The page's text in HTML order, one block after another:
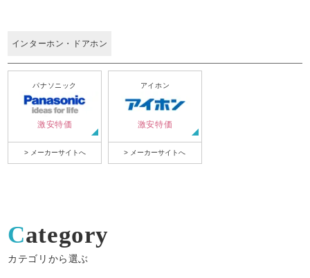
インターホン・ドアホン
パナソニック
激安特価
> メーカーサイトへ
アイホン
激安特価
> メーカーサイトへ
Category
カテゴリから選ぶ